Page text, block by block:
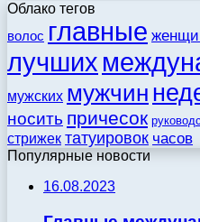
Облако тегов
волос главные
лучших
мужских мужчин
носить причесок
стрижек татуировок часов
Популярные новости
16.08.2023